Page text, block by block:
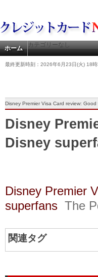
ホーム カテゴリーなし
最終更新時刻：2026年6月23日(火) 18
Disney Premier Visa Card review:
Disney
Disney
Disney Premier
superfans The
関連タグ